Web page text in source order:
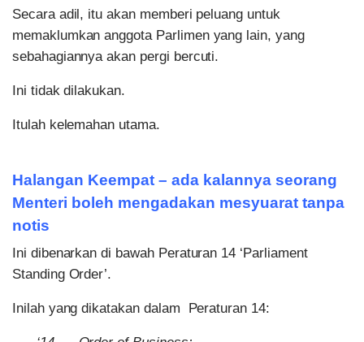
Secara adil, itu akan memberi peluang untuk
memaklumkan anggota Parlimen yang lain, yang
sebahagiannya akan pergi bercuti.
Ini tidak dilakukan.
Itulah kelemahan utama.
Halangan Keempat – ada kalannya seorang
Menteri boleh mengadakan mesyuarat tanpa
notis
Ini dibenarkan di bawah Peraturan 14 ‘Parliament
Standing Order’.
Inilah yang dikatakan dalam Peraturan 14: